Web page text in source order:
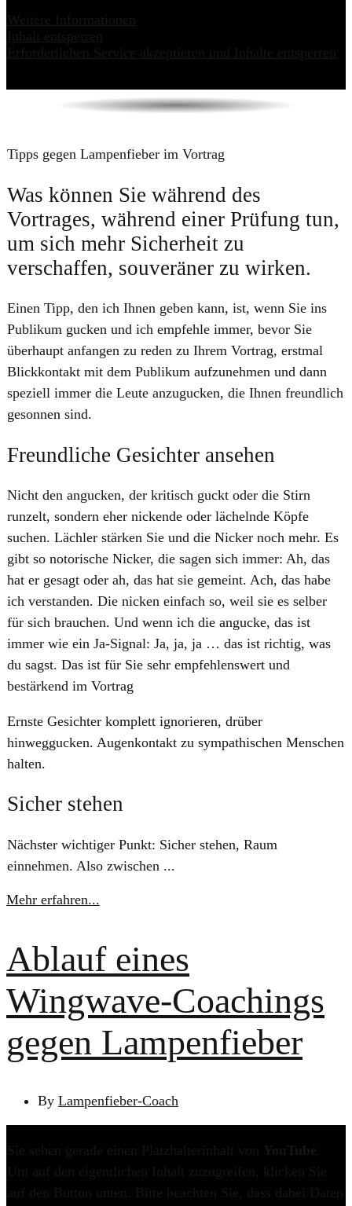
Tipps gegen Lampenfieber ​im Vortrag
Was können Sie während des
Vortrages, während einer Prüfung tun,
um sich mehr Sicherheit zu
verschaffen, souveräner zu wirken.
Einen Tipp, den ich Ihnen geben kann, ist, wenn Sie ins
Publikum gucken und ich empfehle immer, bevor Sie
überhaupt anfangen zu reden zu Ihrem Vortrag, erstmal
Blickkontakt mit dem Publikum aufzunehmen und dann
speziell immer die Leute anzugucken, die Ihnen freundlich
gesonnen sind.
Freundliche Gesichter ansehen
Nicht den angucken, der kritisch guckt oder die Stirn
runzelt, sondern eher nickende oder lächelnde Köpfe
suchen. Lächler stärken Sie und die Nicker noch mehr. Es
gibt so notorische Nicker, die sagen sich immer: Ah, das
hat er gesagt oder ah, das hat sie gemeint. Ach, das habe
ich verstanden. Die nicken einfach so, weil sie es selber
für sich brauchen. Und wenn ich die angucke, das ist
immer wie ein Ja-Signal: Ja, ja, ja … das ist richtig, was
du sagst. Das ist für Sie sehr empfehlenswert und
bestärkend im Vortrag
Ernste Gesichter komplett ignorieren, drüber
hinweggucken. Augenkontakt zu sympathischen Menschen
halten.
Sicher stehen
Nächster wichtiger Punkt: Sicher stehen, Raum
einnehmen. Also zwischen ...
Mehr erfahren...
Ablauf eines
Wingwave-Coachings
gegen Lampenfieber
By Lampenfieber-Coach